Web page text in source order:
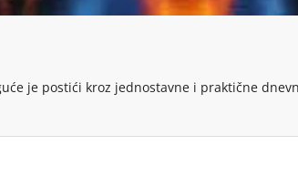
je postići kroz jednostavne i praktične